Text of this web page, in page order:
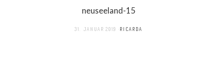
neuseeland-15
31. JANUAR 2019 RICARDA